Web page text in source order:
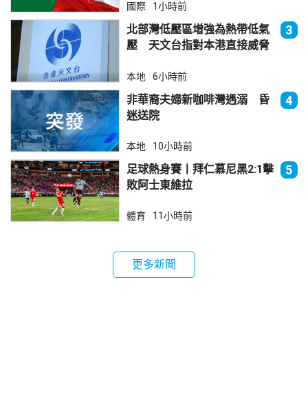
國際 1小時前
北部灣低壓區增強為熱帶低氣
壓 天文台指對本港直接威脅
3
本地 6小時前
非華裔夫婦新咖啡灣遇溺 昏
迷送院
4
本地 10小時前
足球熱身賽丨拜仁慕尼黑2:1擊
敗阿士東維拉
5
體育 11小時前
更多新聞